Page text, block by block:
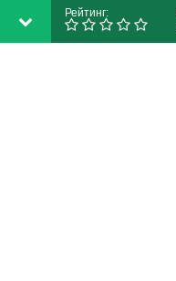
Рейтинг: